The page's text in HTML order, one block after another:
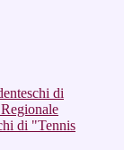
di
di "Tennis